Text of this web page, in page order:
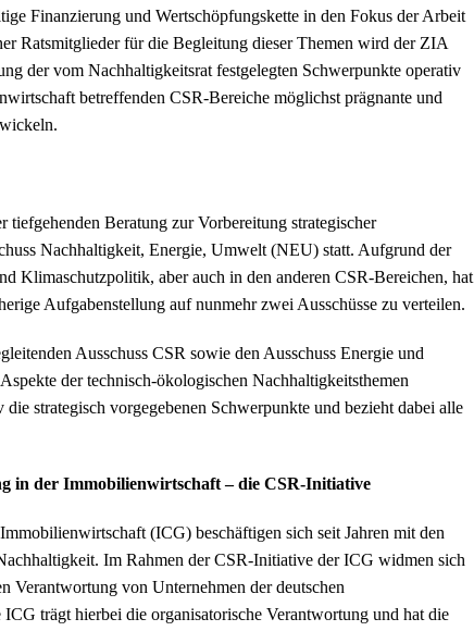
Finanzierung und Wertschöpfungskette in den Fokus der Arbeit
Ratsmitglieder für die Begleitung dieser Themen wird der ZIA
der vom Nachhaltigkeitsrat festgelegten Schwerpunkte operativ
betreffenden CSR-Bereiche möglichst prägnante und
Beratung zur Vorbereitung strategischer
Nachhaltigkeit, Energie, Umwelt (NEU) statt. Aufgrund der
Klimaschutzpolitik, aber auch in den anderen CSR-Bereichen, hat
Aufgabenstellung auf nunmehr zwei Ausschüsse zu verteilen.
Ausschuss CSR sowie den Ausschuss Energie und
der technisch-ökologischen Nachhaltigkeitsthemen
strategisch vorgegebenen Schwerpunkte und bezieht dabei alle
in der Immobilienwirtschaft – die CSR-Initiative
(ICG) beschäftigen sich seit Jahren mit den
Im Rahmen der CSR-Initiative der ICG widmen sich
Verantwortung von Unternehmen der deutschen
trägt hierbei die organisatorische Verantwortung und hat die